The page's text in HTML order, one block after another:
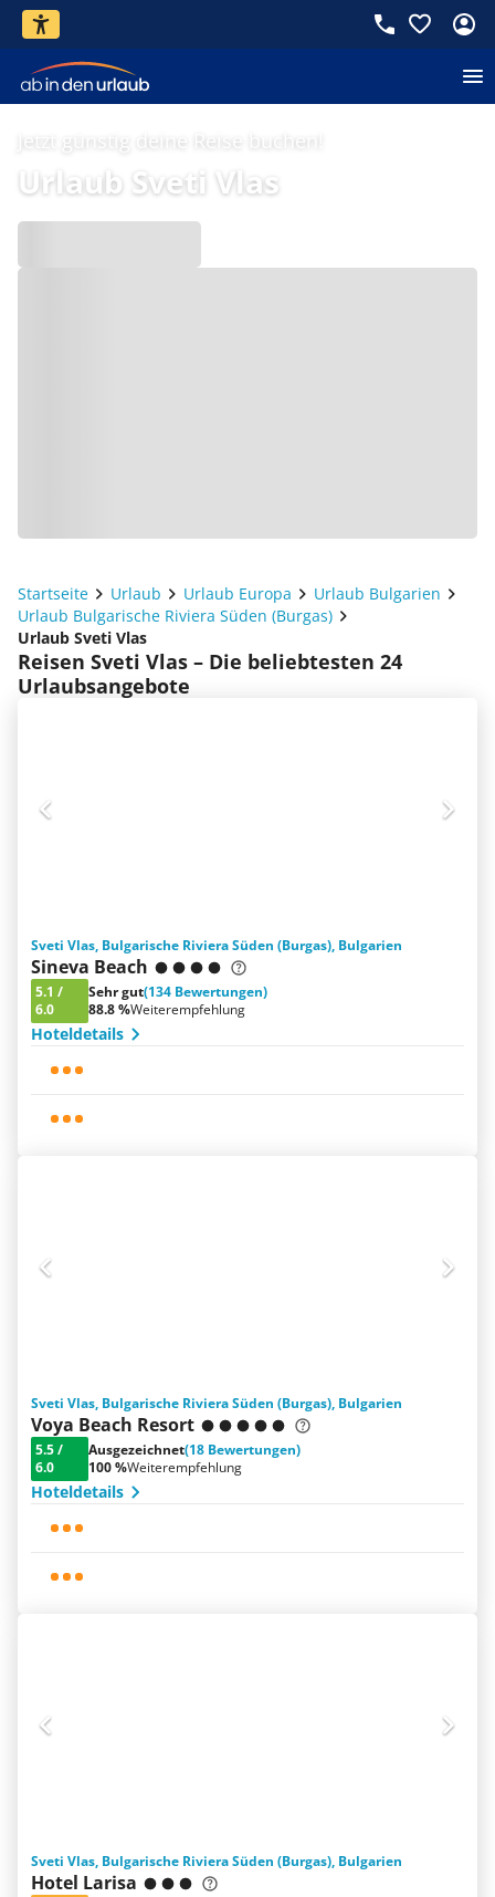
Jetzt günstig deine Reise buchen!
Urlaub Sveti Vlas
Startseite Urlaub Urlaub Europa
Urlaub Bulgarien
Urlaub Bulgarische Riviera Süden (Burgas)
Urlaub Sveti Vlas
Reisen Sveti Vlas – Die beliebtesten 24
Urlaubsangebote
Sveti Vlas, Bulgarische Riviera Süden (Burgas), Bulgarien
Sineva Beach
5.1 /
6.0
Sehr gut(134 Bewertungen)
88.8 %Weiterempfehlung
Hoteldetails
Sveti Vlas, Bulgarische Riviera Süden (Burgas), Bulgarien
Voya Beach Resort
5.5/
6.0
Ausgezeichnet(18 Bewertungen)
100 %Weiterempfehlung
Hoteldetails
Sveti Vlas, Bulgarische Riviera Süden (Burgas), Bulgarien
Hotel Larisa